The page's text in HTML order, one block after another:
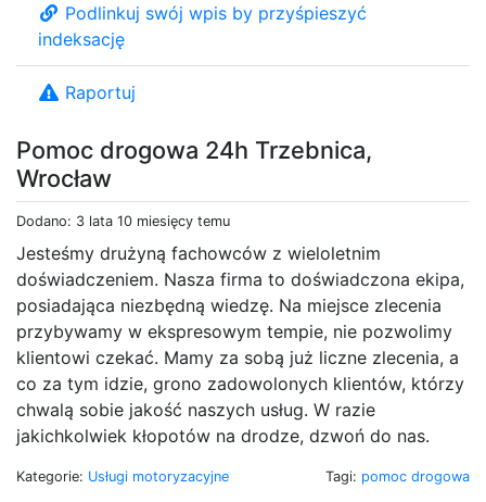
Pomoc drogowa 24h Trzebnica,
Wrocław
Dodano: 3 lata 10 miesięcy temu
Jesteśmy drużyną fachowców z wieloletnim
doświadczeniem. Nasza firma to doświadczona ekipa,
posiadająca niezbędną wiedzę. Na miejsce zlecenia
przybywamy w ekspresowym tempie, nie pozwolimy
klientowi czekać. Mamy za sobą już liczne zlecenia, a
co za tym idzie, grono zadowolonych klientów, którzy
chwalą sobie jakość naszych usług. W razie
jakichkolwiek kłopotów na drodze, dzwoń do nas.
Kategorie: Usługi motoryzacyjne Tagi: pomoc drogowa
Podlinkuj swój wpis by przyśpieszyć
indeksację
Raportuj